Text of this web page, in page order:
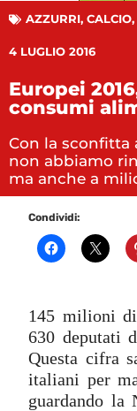
AZZURRI, CALCIO,
4 LUGLIO 2016
Europei
consumi
Con la sconfitta
non abbiamo
ma anche a
Condividi:
145 milioni
630 deputati
Questa cifra
italiani per
guardando la